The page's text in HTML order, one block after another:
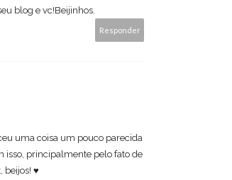
blog e vc!Beijinhos.
Responder
uma coisa um pouco parecida
isso, principalmente pelo fato de
beijos! ♥